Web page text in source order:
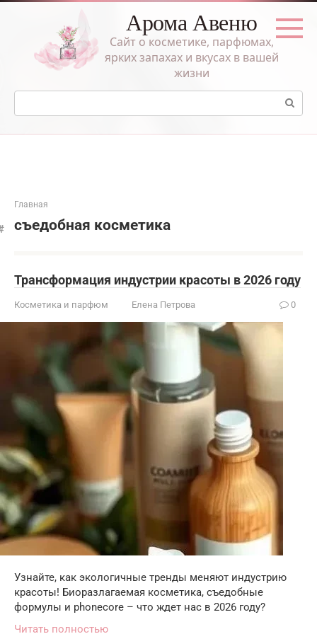
Перейти
Арома Авеню
Сайт о косметике, парфюмах,
ярких запахах и вкусах в вашей
жизни
Поиск:
Главная
съедобная косметика
Трансформация индустрии красоты в 2026 году
Косметика и парфюм Елена Петрова 0
Узнайте, как экологичные тренды меняют индустрию
красоты! Биоразлагаемая косметика, съедобные
формулы и phonecore – что ждет нас в 2026 году?
Читать полностью